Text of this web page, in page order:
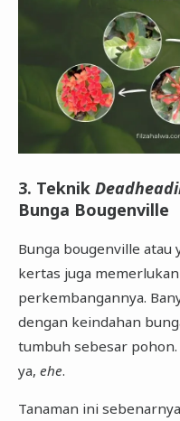
3. Teknik
Bunga Bougenville
Bunga bougenville atau
kertas juga
perkembangannya.
dengan keindahan
tumbuh sebesar
ya, ehe.
Tanaman ini